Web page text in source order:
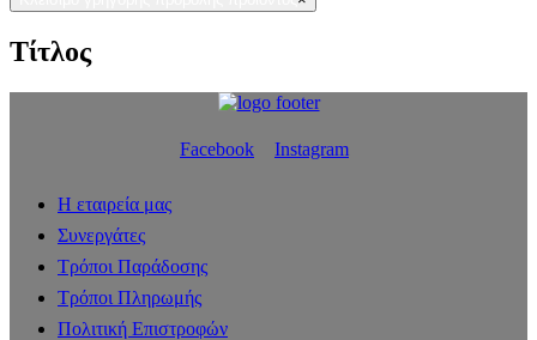
Τίτλος
Facebook Instagram
Η εταιρεία μας
Συνεργάτες
Τρόποι Παράδοσης
Τρόποι Πληρωμής
Πολιτική Επιστροφών